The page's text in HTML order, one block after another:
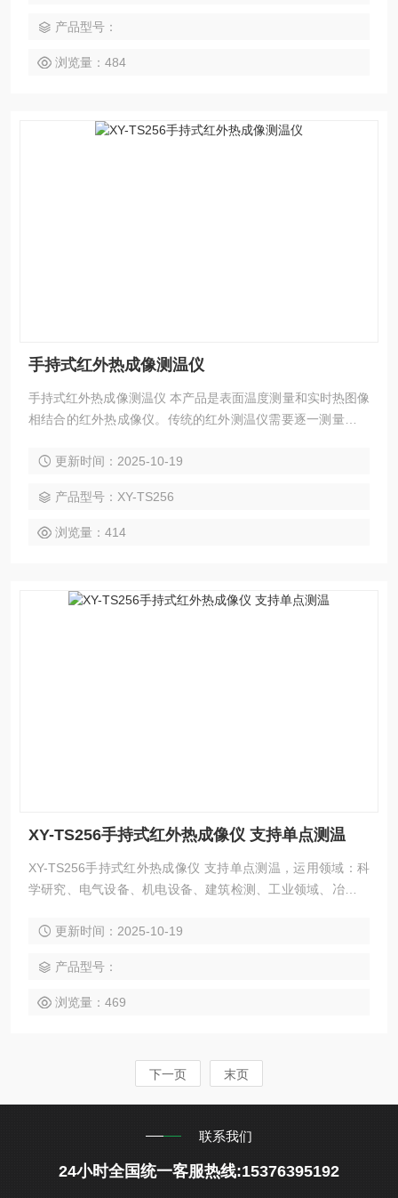
种场景。
产品型号：
浏览量：484
手持式红外热成像测温仪
手持式红外热成像测温仪 本产品是表面温度测量和实时热图像
相结合的红外热成像仪。传统的红外测温仪需要逐一测量每个
可清晰地显示在彩色显示屏上,而且通过中心点测量光标能快速
更新时间：2025-10-19
产品型号：XY-TS256
浏览量：414
XY-TS256手持式红外热成像仪 支持单点测温
XY-TS256手持式红外热成像仪 支持单点测温，运用领域：科
学研究、电气设备、机电设备、建筑检测、工业领域、冶金领
更新时间：2025-10-19
产品型号：
浏览量：469
下一页 末页
联系我们
24小时全国统一客服热线:15376395192